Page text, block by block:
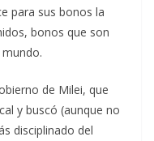
para sus bonos la
bonos que son
de Milei, que
y buscó (aunque no
disciplinado del